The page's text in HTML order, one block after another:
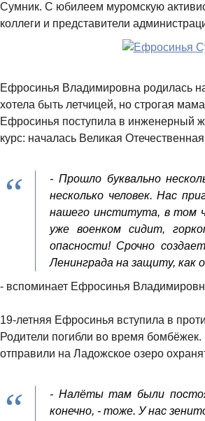
Сумник. С юбилеем муромскую
коллеги и представители
Ефросинья Владимировна родилась
хотела быть летчицей, но строгая
Ефросинья поступила в инженерный
курс: началась Великая
- Прошло буквально
несколько человек. Нас
нашего института, в том
уже военком сидит,
опасности! Срочно
Ленинграда на защиту, как
- вспоминает Ефросинья
19-летняя Ефросинья вступила в
Родители погибли во время
отправили на Ладожское озеро
- Налёты там были
конечно, - тоже. У нас